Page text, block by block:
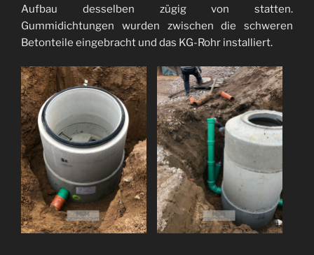
Aufbau desselben zügig von statten.
Gummidichtungen wurden zwischen die schweren
Betonteile eingebracht und das KG-Rohr installiert.